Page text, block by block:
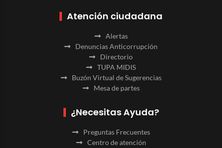
Atención ciudadana
Alertas
Denuncias Anticorrupción
Directorio
TUPA MIDIS
Buzón Virtual de Sugerencias
Mesa de partes
¿Necesitas Ayuda?
Preguntas Frecuentes
Centro de atención